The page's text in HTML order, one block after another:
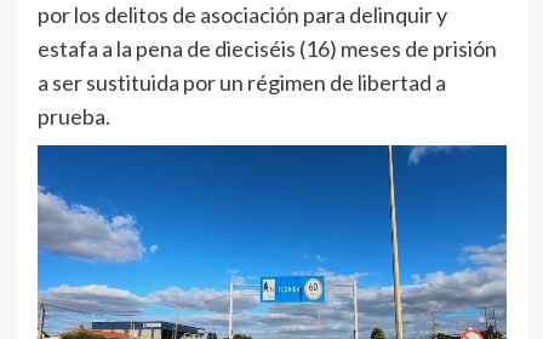
por los delitos de asociación para delinquir y
estafa a la pena de dieciséis (16) meses de prisión
a ser sustituida por un régimen de libertad a
prueba.